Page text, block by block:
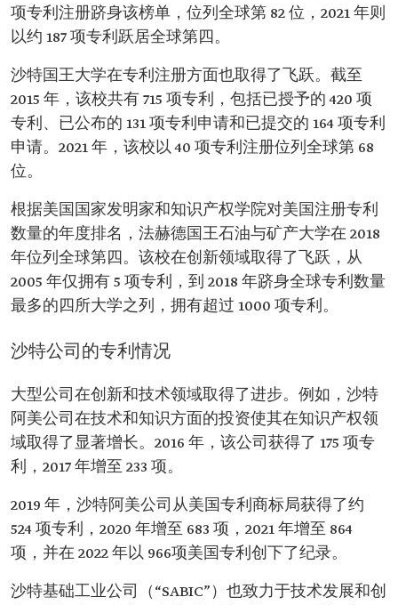
项专利注册跻身该榜单，位列全球第 82 位，2021 年则
以约 187 项专利跃居全球第四。
沙特国王大学在专利注册方面也取得了飞跃。截至
2015 年，该校共有 715 项专利，包括已授予的 420 项
专利、已公布的 131 项专利申请和已提交的 164 项专利
申请。2021 年，该校以 40 项专利注册位列全球第 68
位。
根据美国国家发明家和知识产权学院对美国注册专利
数量的年度排名，法赫德国王石油与矿产大学在 2018
年位列全球第四。该校在创新领域取得了飞跃，从
2005 年仅拥有 5 项专利，到 2018 年跻身全球专利数量
最多的四所大学之列，拥有超过 1000 项专利。
沙特公司的专利情况
大型公司在创新和技术领域取得了进步。例如，沙特
阿美公司在技术和知识方面的投资使其在知识产权领
域取得了显著增长。2016 年，该公司获得了 175 项专
利，2017 年增至 233 项。
2019 年，沙特阿美公司从美国专利商标局获得了约
524 项专利，2020 年增至 683 项，2021 年增至 864
项，并在 2022 年以 966项美国专利创下了纪录。
沙特基础工业公司（“SABIC”）也致力于技术发展和创